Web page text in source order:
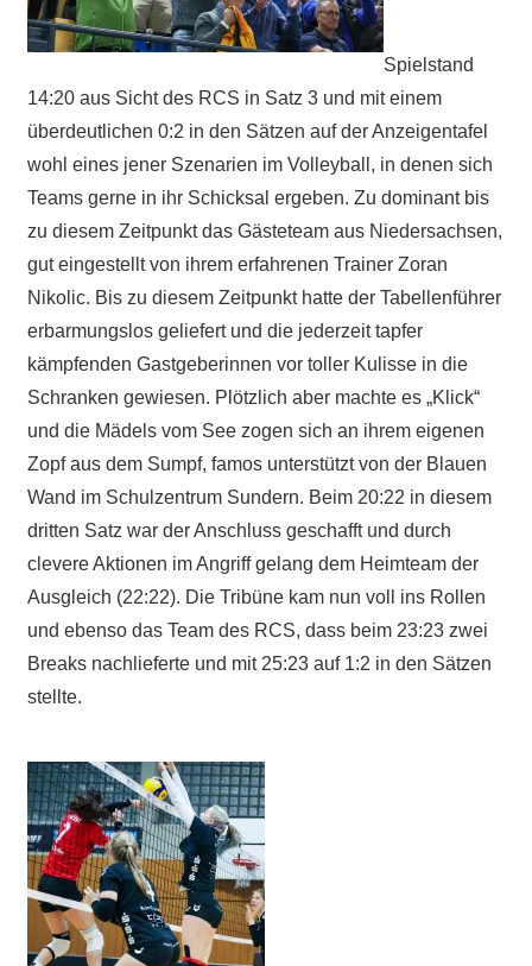
Spielstand
14:20 aus Sicht des RCS in Satz 3 und mit einem
überdeutlichen 0:2 in den Sätzen auf der Anzeigentafel
wohl eines jener Szenarien im Volleyball, in denen sich
Teams gerne in ihr Schicksal ergeben. Zu dominant bis
zu diesem Zeitpunkt das Gästeteam aus Niedersachsen,
gut eingestellt von ihrem erfahrenen Trainer Zoran
Nikolic. Bis zu diesem Zeitpunkt hatte der Tabellenführer
erbarmungslos geliefert und die jederzeit tapfer
kämpfenden Gastgeberinnen vor toller Kulisse in die
Schranken gewiesen. Plötzlich aber machte es „Klick“
und die Mädels vom See zogen sich an ihrem eigenen
Zopf aus dem Sumpf, famos unterstützt von der Blauen
Wand im Schulzentrum Sundern. Beim 20:22 in diesem
dritten Satz war der Anschluss geschafft und durch
clevere Aktionen im Angriff gelang dem Heimteam der
Ausgleich (22:22). Die Tribüne kam nun voll ins Rollen
und ebenso das Team des RCS, dass beim 23:23 zwei
Breaks nachlieferte und mit 25:23 auf 1:2 in den Sätzen
stellte.